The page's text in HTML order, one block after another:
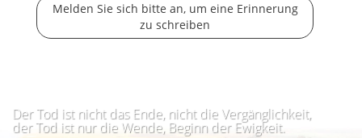
Melden Sie sich bitte an, um eine Erinnerung
zu schreiben
Der Tod ist nicht das Ende, nicht die Vergänglichkeit,
der Tod ist nur die Wende, Beginn der Ewigkeit.